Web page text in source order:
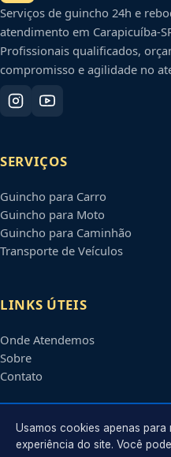
Serviços de guincho 24h e
atendimento em Carapicuíba-
Profissionais qualificados,
compromisso e agilidade no
SERVIÇOS
Guincho para Carro
Guincho para Moto
Guincho para Caminhão
Transporte de Veículos
LINKS ÚTEIS
Onde Atendemos
Sobre
Contato
CONTATO
Usamos cookies apenas para
experiência do site. Você